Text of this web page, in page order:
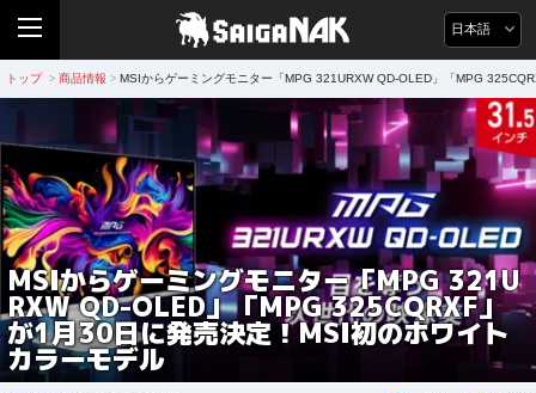
日本語
トップ > 商品情報 > MSIからゲーミングモニター「MPG 321URXW QD-OLED」「MPG
MSIからゲーミングモニター「MPG 321U
RXW QD-OLED」「MPG 325CQRXF」
が1月30日に発売決定！MSI初のホワイト
カラーモデル